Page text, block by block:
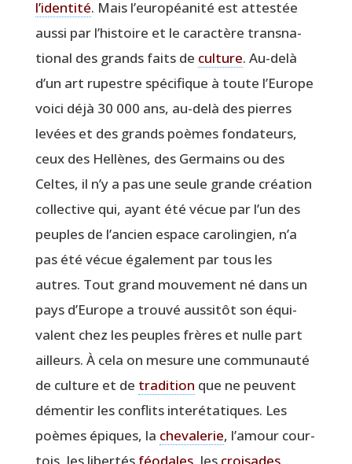
l’identité. Mais l’eu­ro­péa­ni­té est attes­tée
aus­si par l’histoire et le carac­tère trans­na­
tio­nal des grands faits de culture. Au-delà
d’un art rupestre spé­ci­fique à toute l’Europe
voi­ci déjà 30 000 ans, au-delà des pierres
levées et des grands poèmes fon­da­teurs,
ceux des Hel­lènes, des Ger­mains ou des
Celtes, il n’y a pas une seule grande créa­tion
col­lec­tive qui, ayant été vécue par l’un des
peuples de l’ancien espace caro­lin­gien, n’a
pas été vécue éga­le­ment par tous les
autres. Tout grand mou­ve­ment né dans un
pays d’Europe a trou­vé aus­si­tôt son équi­
valent chez les peuples frères et nulle part
ailleurs. À cela on mesure une com­mu­nau­té
de culture et de tra­di­tion que ne peuvent
démen­tir les conflits inter­éta­tiques. Les
poèmes épiques, la che­va­le­rie, l’amour cour­